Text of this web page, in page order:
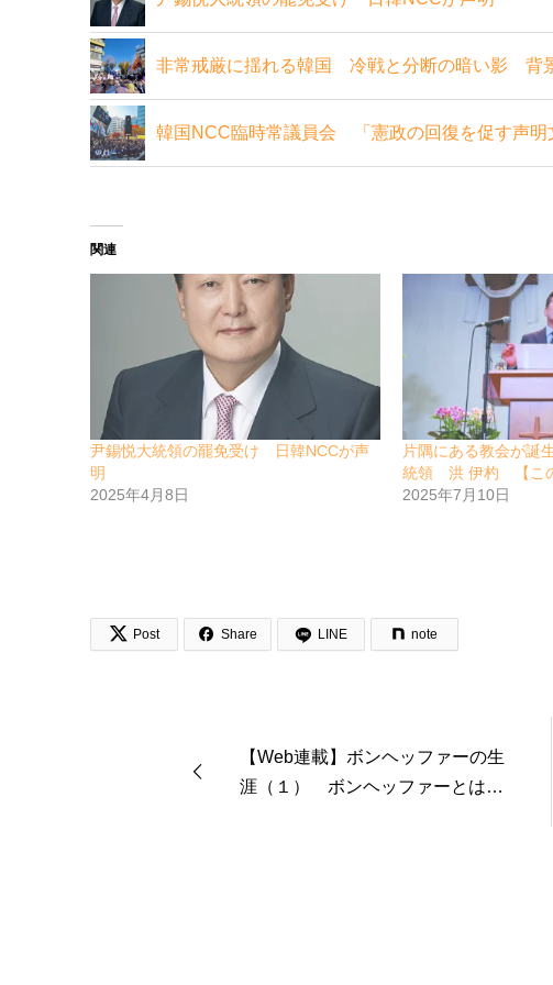
非常戒厳に揺れる韓国 冷戦と分断の暗い影 背
韓国NCC臨時常議員会 「憲政の回復を促す声明
関連
尹錫悦大統領の罷免受け 日韓NCCが声
明
2025年4月8日
片隅にある教会が誕
統領 洪 伊杓 【この
2025年7月10日
 Post  Share LINE note
【Web連載】ボンヘッファーの生
涯（１） ボンヘッファーとは何